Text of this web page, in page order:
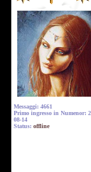
Messaggi: 4661
Primo ingresso in Numenor:
08-14
Status: offline